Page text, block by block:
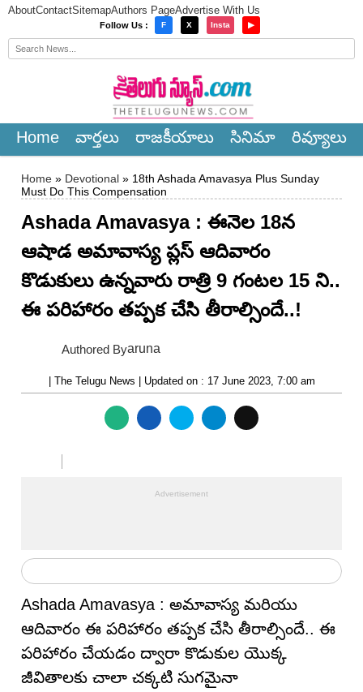
AboutContactSitemapAuthors PageAdvertise With Us
Follow Us : F X Insta ▶
Home వార్త‌లు రాజ‌కీయాలు సినిమా రివ్యూలు
Home » Devotional » 18th Ashada Amavasya Plus Sunday
Must Do This Compensation
Ashada Amavasya : ఈనెల 18న
ఆషాడ అమావాస్య ప్లస్ ఆదివారం
కొడుకులు ఉన్నవారు రాత్రి 9 గంటల 15 ని..
ఈ పరిహారం తప్పక చేసి తీరాల్సిందే..!
Authored Byaruna
| The Telugu News | Updated on : 17 June 2023, 7:00 am
Ashada Amavasya : అమావాస్య మరియు
ఆదివారం ఈ పరిహారం తప్పక చేసి తీరాల్సిందే.. ఈ
పరిహారం చేయడం ద్వారా కొడుకుల యొక్క
జీవితాలకు చాలా చక్కటి సుగమైనా